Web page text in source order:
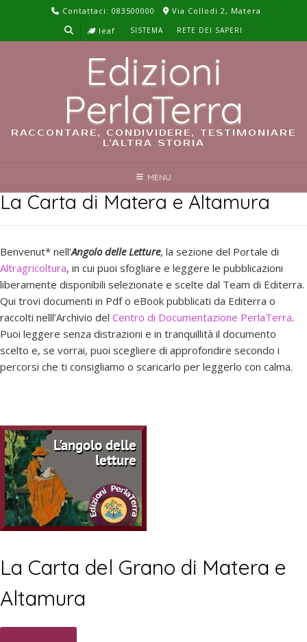
content
Contattaci: 083500000
Via Collodi 2, Matera
leaf
SISTEMA RETE DEI SAPERI
Edizioni
PerlaTerra
RACCONTARE, CONDIVIDERE, TESTIMONIARE
L'ALTRA STORIA
MENU
La Carta di Matera e Altamura
Benvenut* nell’Angolo delle Letture, la sezione del Portale di
Altragricoltura, in cui puoi sfogliare e leggere le pubblicazioni
liberamente disponibili selezionate e scelte dal Team di Editerra.
Qui trovi documenti in Pdf o eBook pubblicati da Editerra o
raccolti nelll’Archivio del Centro di Documentazione PerlaTerra.
Puoi leggere senza distrazioni e in tranquillità il documento
scelto e, se vorrai, puoi scegliere di approfondire secondo i
percorsi che ti consigliamo o scaricarlo per leggerlo con calma.
La Carta del Grano di Matera e
Altamura